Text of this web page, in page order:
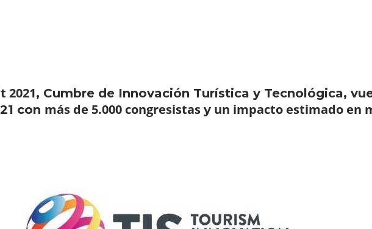
2021, Cumbre de Innovación Turística y Tecnológica,
con más de 5.000 congresistas y un impacto estimado en